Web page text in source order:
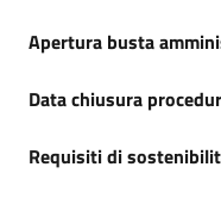
Apertura busta
Data chiusura
Requisiti di